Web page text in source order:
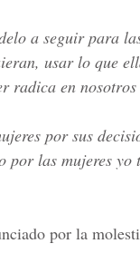
a seguir para
usar lo que
radica en
por sus
por las mujeres
por la